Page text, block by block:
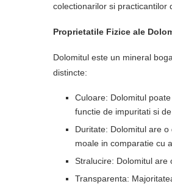
colectionarilor si practicantilor
Proprietatile Fizice ale
Dolomitul este un mineral
distincte:
Culoare: Dolomitul
functie de impuritati si
Duritate: Dolomitul are
moale in comparatie cu
Stralucire: Dolomitul are
Transparenta: